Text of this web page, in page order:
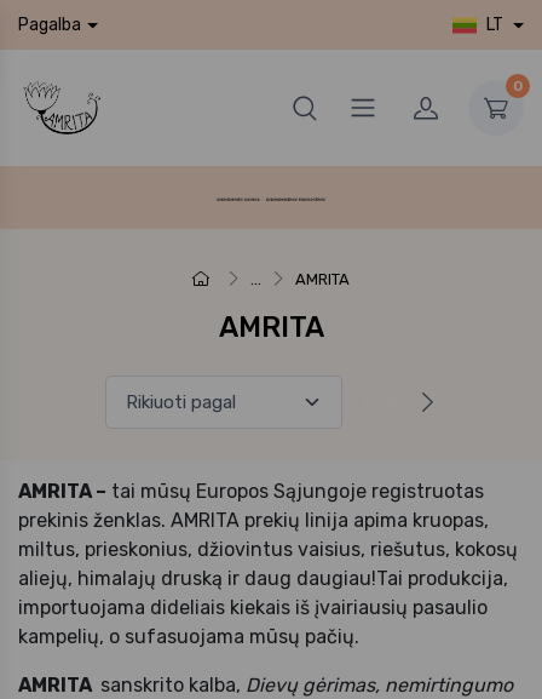
Pagalba LT
0
... AMRITA
AMRITA
AMRITA – tai mūsų Europos Sąjungoje registruotas
prekinis ženklas. AMRITA prekių linija apima kruopas,
miltus, prieskonius, džiovintus vaisius, riešutus, kokosų
aliejų, himalajų druską ir daug daugiau!Tai produkcija,
importuojama dideliais kiekais iš įvairiausių pasaulio
kampelių, o sufasuojama mūsų pačių.
AMRITA sanskrito kalba, Dievų gėrimas, nemirtingumo